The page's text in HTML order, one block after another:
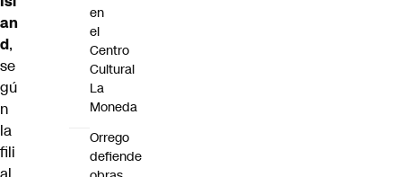
an
d,
se
gú
n
la
fili
en
el
Centro
Cultural
La
Moneda
Orrego
defiende